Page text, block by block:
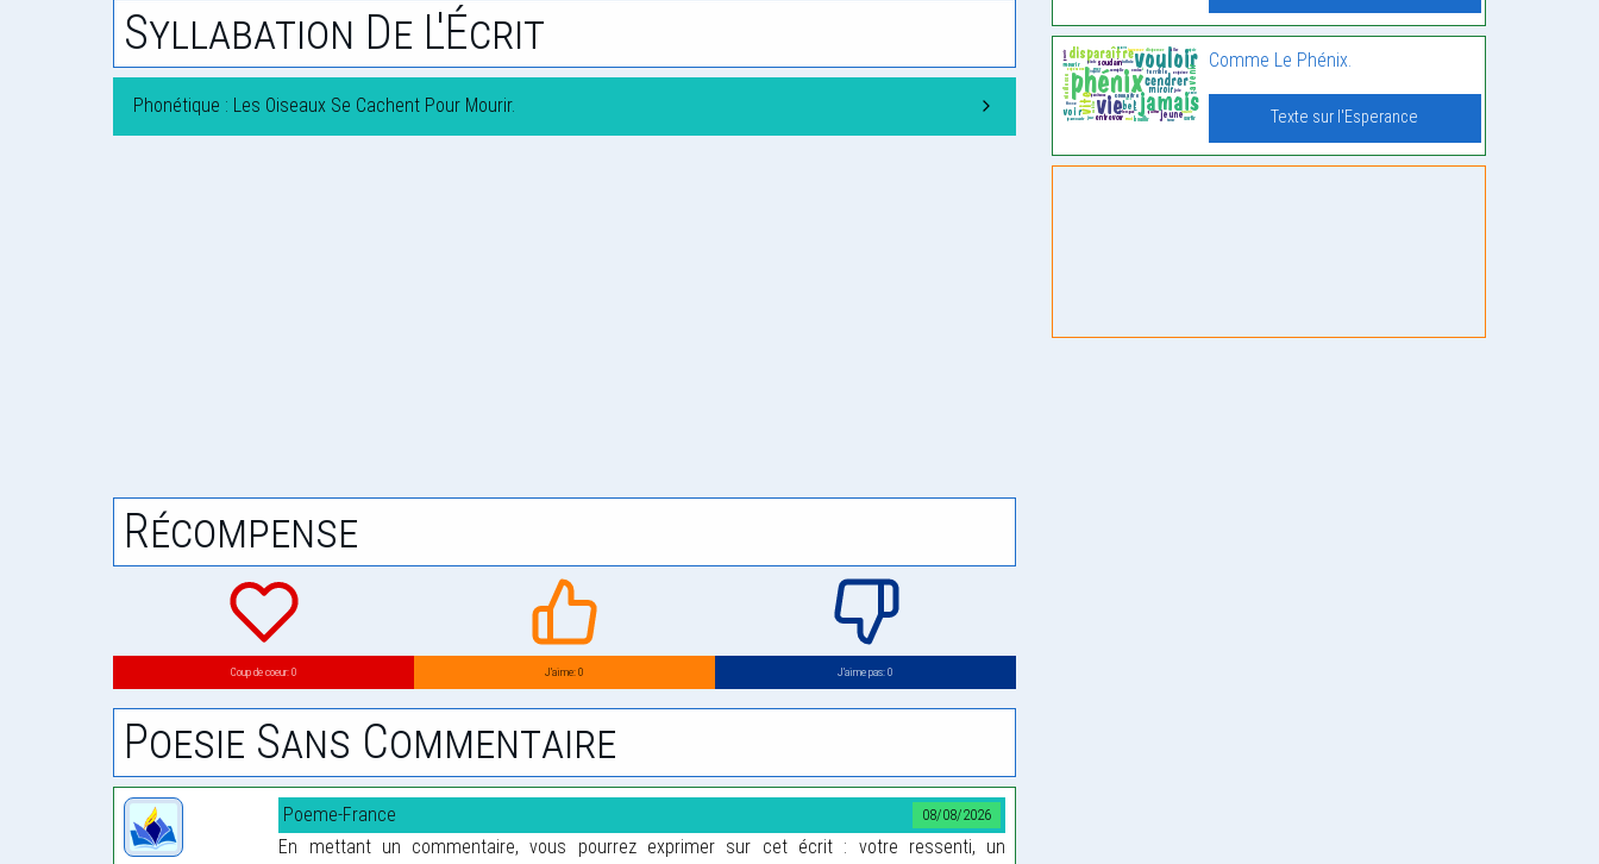
Syllabation De L'Écrit
Phonétique : Les Oiseaux Se Cachent Pour Mourir.
Récompense
Coup de coeur: 0 J’aime: 0 J’aime pas: 0
Poesie Sans Commentaire
08/08/2026
Poeme-France
En mettant un commentaire, vous pourrez exprimer sur cet écrit : votre ressenti, un
Comme Le Phénix.
Texte sur l'Esperance